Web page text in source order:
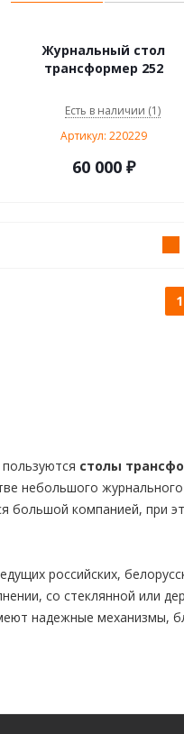
Журнальный стол
трансформер 252
Есть в наличии (1)
Артикул: 220229
60 000₽
1
столы
небольшого
большой компанией, при
российских,
со стеклянной или
надежные механизмы,